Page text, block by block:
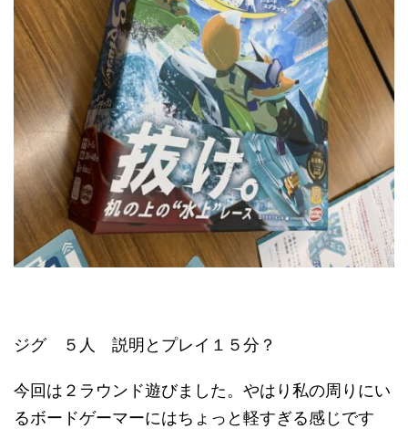
ジグ ５人 説明とプレイ１５分？
今回は２ラウンド遊びました。やはり私の周りにい
るボードゲーマーにはちょっと軽すぎる感じです